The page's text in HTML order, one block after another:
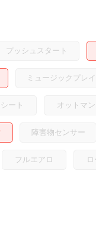
プッシュスタート
ミュージックプレ
ート オットマン
障害物センサー
フルエアロ